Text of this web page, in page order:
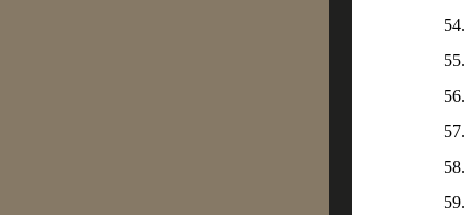
54.
55.
56.
57.
58.
59.